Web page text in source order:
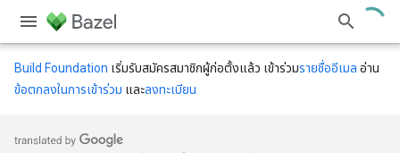
Build Foundation เริ่มรับสมัครสมาชิกผู้ก่อตั้งแล้ว เข้าร่วมรายชื่ออีเมล อ่าน
ข้อตกลงในการเข้าร่วม และลงทะเบียน